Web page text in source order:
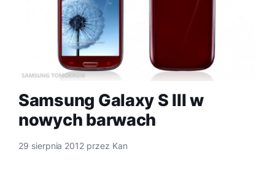
Samsung Galaxy S III w
nowych barwach
29 sierpnia 2012 przez Kan